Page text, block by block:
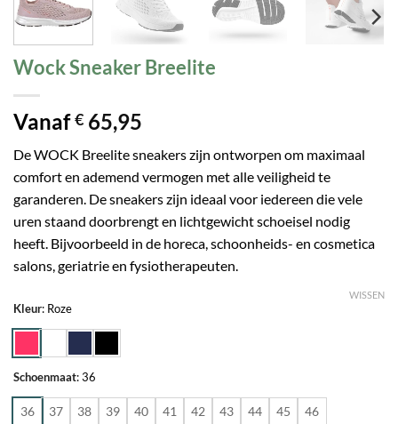
Wock Sneaker Breelite
Vanaf € 65,95
De WOCK Breelite sneakers zijn ontworpen om maximaal
comfort en ademend vermogen met alle veiligheid te
garanderen. De sneakers zijn ideaal voor iedereen die vele
uren staand doorbrengt en lichtgewicht schoeisel nodig
heeft. Bijvoorbeeld in de horeca, schoonheids- en cosmetica
salons, geriatrie en fysiotherapeuten.
Kleur: Roze
Schoenmaat:36
36 37 38 39 40 41 42 43 44 45 46
WISSEN